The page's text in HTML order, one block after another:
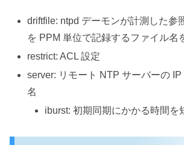
driftfile: ntpd デーモンが計測した参
を PPM 単位で記録するファイル名
restrict: ACL 設定
server: リモート NTP サーバーの
名
iburst: 初期同期にかかる時間を